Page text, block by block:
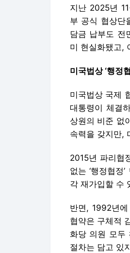
지난 2025년
부 공식 협상단
담금 납부도 전
미 현실화됐고,
미국법상 ‘행정
미국법상 국제
대통령이 체결
상원의 비준 없
속력을 갖지만,
2015년 파리협
없는 ‘행정협정
각 재가입할 수
반면, 1992년에
협약은 구체적
화당 의원 모두
절차는 담고 있